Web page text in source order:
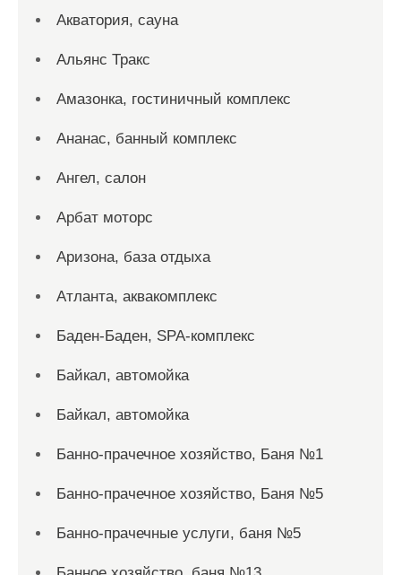
Акватория, сауна
Альянс Тракс
Амазонка, гостиничный комплекс
Ананас, банный комплекс
Ангел, салон
Арбат моторс
Аризона, база отдыха
Атланта, аквакомплекс
Баден-Баден, SPA-комплекс
Байкал, автомойка
Байкал, автомойка
Банно-прачечное хозяйство, Баня №1
Банно-прачечное хозяйство, Баня №5
Банно-прачечные услуги, баня №5